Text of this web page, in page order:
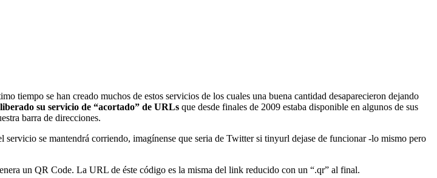
se han creado muchos de estos servicios de los cuales una buena cantidad desaparecieron dejando
su servicio de “acortado” de URLs que desde finales de 2009 estaba disponible en algunos de sus
barra de direcciones.
se mantendrá corriendo, imagínense que seria de Twitter si tinyurl dejase de funcionar -lo mismo pero
un QR Code. La URL de éste código es la misma del link reducido con un “.qr” al final.